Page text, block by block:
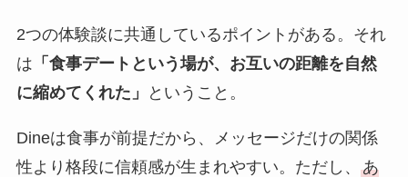
2つの体験談に共通しているポイントがある。それ
は 「食事デートという場が、お互いの距離を自然
に縮めてくれた」
ということ。
Dineは食事が前提だから、メッセージだけの関係
性より格段に信頼感が生まれやすい。ただし、 あ